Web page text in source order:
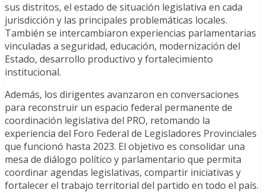
sus distritos, el estado de situación legislativa en cada
jurisdicción y las principales problemáticas locales.
También se intercambiaron experiencias parlamentarias
vinculadas a seguridad, educación, modernización del
Estado, desarrollo productivo y fortalecimiento
institucional.
Además, los dirigentes avanzaron en conversaciones
para reconstruir un espacio federal permanente de
coordinación legislativa del PRO, retomando la
experiencia del Foro Federal de Legisladores Provinciales
que funcionó hasta 2023. El objetivo es consolidar una
mesa de diálogo político y parlamentario que permita
coordinar agendas legislativas, compartir iniciativas y
fortalecer el trabajo territorial del partido en todo el país.